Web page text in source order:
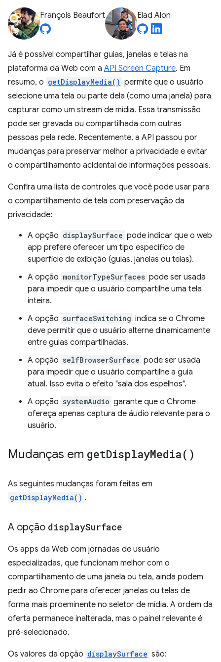
François Beaufort Elad Alon
Já é possível compartilhar guias, janelas e telas na
plataforma da Web com a API Screen Capture. Em
resumo, o getDisplayMedia() permite que o usuário
selecione uma tela ou parte dela (como uma janela) para
capturar como um stream de mídia. Essa transmissão
pode ser gravada ou compartilhada com outras
pessoas pela rede. Recentemente, a API passou por
mudanças para preservar melhor a privacidade e evitar
o compartilhamento acidental de informações pessoais.
Confira uma lista de controles que você pode usar para
o compartilhamento de tela com preservação da
privacidade:
A opção displaySurface pode indicar que o web
app prefere oferecer um tipo específico de
superfície de exibição (guias, janelas ou telas).
A opção monitorTypeSurfaces pode ser usada
para impedir que o usuário compartilhe uma tela
inteira.
A opção surfaceSwitching indica se o Chrome
deve permitir que o usuário alterne dinamicamente
entre guias compartilhadas.
A opção selfBrowserSurface pode ser usada
para impedir que o usuário compartilhe a guia
atual. Isso evita o efeito "sala dos espelhos".
A opção systemAudio garante que o Chrome
ofereça apenas captura de áudio relevante para o
usuário.
Mudanças em getDisplayMedia( )
As seguintes mudanças foram feitas em
getDisplayMedia() .
A opção displaySurface
Os apps da Web com jornadas de usuário
especializadas, que funcionam melhor com o
compartilhamento de uma janela ou tela, ainda podem
pedir ao Chrome para oferecer janelas ou telas de
forma mais proeminente no seletor de mídia. A ordem da
oferta permanece inalterada, mas o painel relevante é
pré-selecionado.
Os valores da opção displaySurface são: